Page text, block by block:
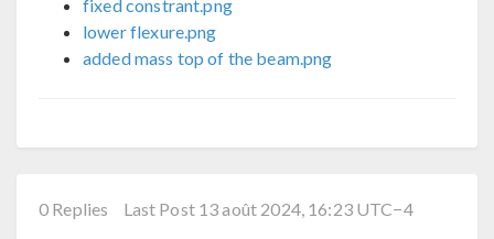
fixed constrant.png
lower flexure.png
added mass top of the beam.png
0 Replies Last Post 13 août 2024, 16:23 UTC−4